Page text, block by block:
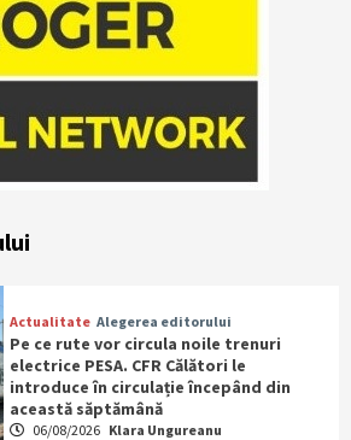
Actualitate Alegerea editorului
Pe ce rute vor circula noile trenuri
electrice PESA. CFR Călători le
introduce în circulație începând din
această săptămână
06/08/2026 Klara Ungureanu